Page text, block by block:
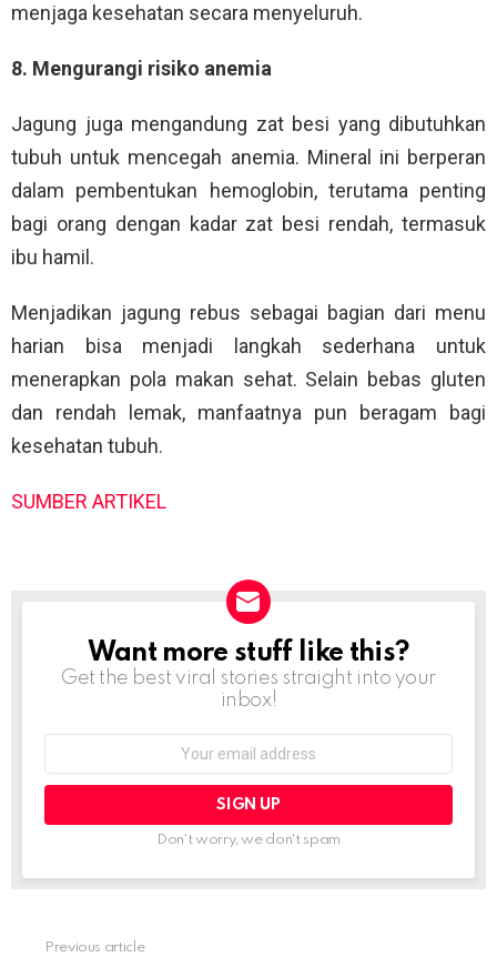
menjaga kesehatan secara menyeluruh.
8. Mengurangi risiko anemia
Jagung juga mengandung zat besi yang dibutuhkan
tubuh untuk mencegah anemia. Mineral ini berperan
dalam pembentukan hemoglobin, terutama penting
bagi orang dengan kadar zat besi rendah, termasuk
ibu hamil.
Menjadikan jagung rebus sebagai bagian dari menu
harian bisa menjadi langkah sederhana untuk
menerapkan pola makan sehat. Selain bebas gluten
dan rendah lemak, manfaatnya pun beragam bagi
kesehatan tubuh.
SUMBER ARTIKEL
NEWSLETTER
Want more stuff like this?
Get the best viral stories straight into your
inbox!
Don't worry, we don't spam
Previous article